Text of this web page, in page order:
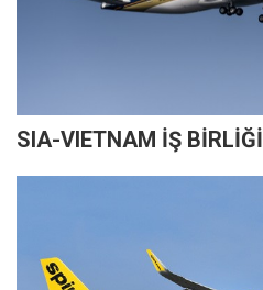
SIA-VIETNAM İŞ BİRLİĞİ